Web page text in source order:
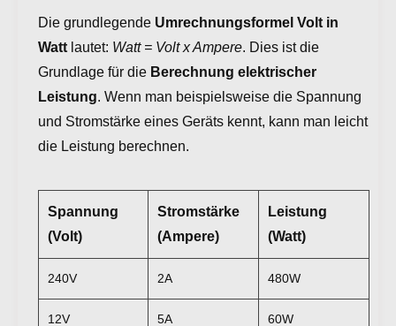
Die grundlegende Umrechnungsformel Volt in
Watt lautet: Watt = Volt x Ampere. Dies ist die
Grundlage für die Berechnung elektrischer
Leistung. Wenn man beispielsweise die Spannung
und Stromstärke eines Geräts kennt, kann man leicht
die Leistung berechnen.
Spannung
(Volt)
Stromstärke
(Ampere)
Leistung
(Watt)
240V 2A 480W
12V 5A 60W